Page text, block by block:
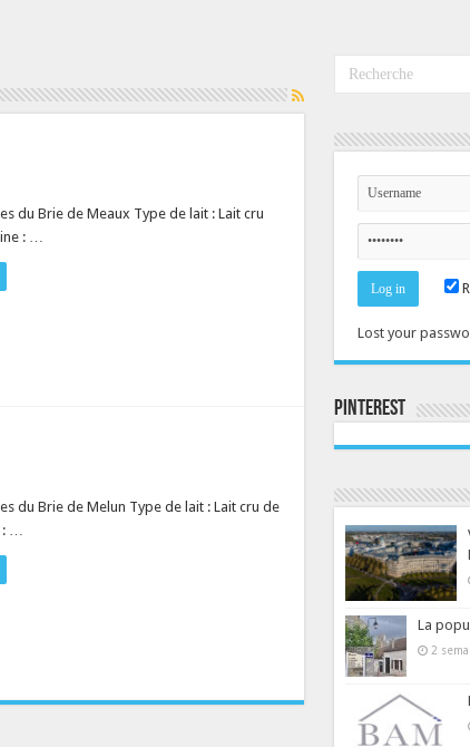
du Brie de Meaux Type de lait : Lait cru
: …
du Brie de Melun Type de lait : Lait cru de
: …
Lost your
Pinterest
La
2